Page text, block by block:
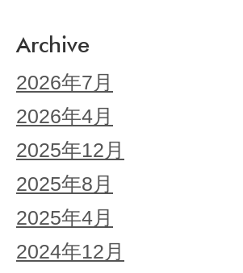
Archive
2026年7月
2026年4月
2025年12月
2025年8月
2025年4月
2024年12月